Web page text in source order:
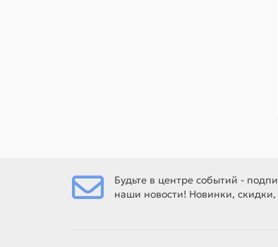
Будьте в центре событий -
наши новости! Новинки,